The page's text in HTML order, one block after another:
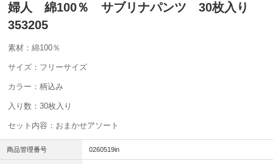
婦人 綿100％ サブリナパンツ 30枚入り
353205
素材：綿100％
サイズ：フリーサイズ
カラー：柄込み
入り数：30枚入り
セット内容：おまかせアソート
商品管理番号 0260519in